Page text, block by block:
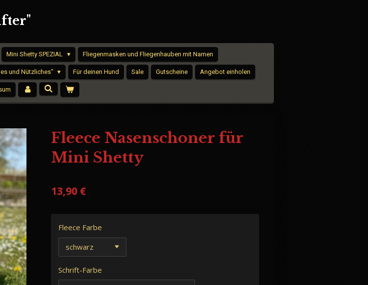
Mini Shetty SPEZIAL Fliegenmasken und Fliegenhauben mit Namen
und Nützliches" Für deinen Hund Sale Gutscheine Angebot einholen
Fleece Nasenschoner für
Mini Shetty
13,90 €
Fleece Farbe
Schrift-Farbe